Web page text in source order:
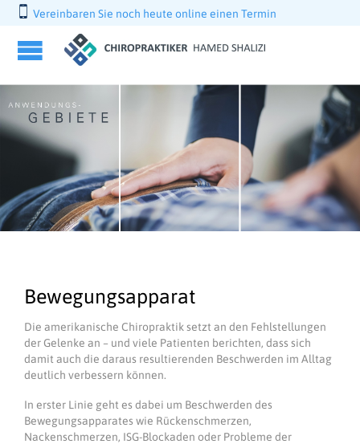
 Vereinbaren Sie noch heute online einen Termin
Bewegungsapparat
Die amerikanische Chiropraktik setzt an den Fehlstellungen
der Gelenke an – und viele Patienten berichten, dass sich
damit auch die daraus resultierenden Beschwerden im Alltag
deutlich verbessern können.
In erster Linie geht es dabei um Beschwerden des
Bewegungsapparates wie Rückenschmerzen,
Nackenschmerzen, ISG-Blockaden oder Probleme der